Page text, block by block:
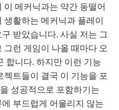
메커닉과는 약간 동떨어
활하는 메커닉과 플레이
받았습니다. 사실 저는 그
런 게임이 나올 때마다 오
합니다. 하지만 이런 기능
트들이 결국 이 기능을 포
성공적으로 포함하기는
부드럽게 어울리지 않는